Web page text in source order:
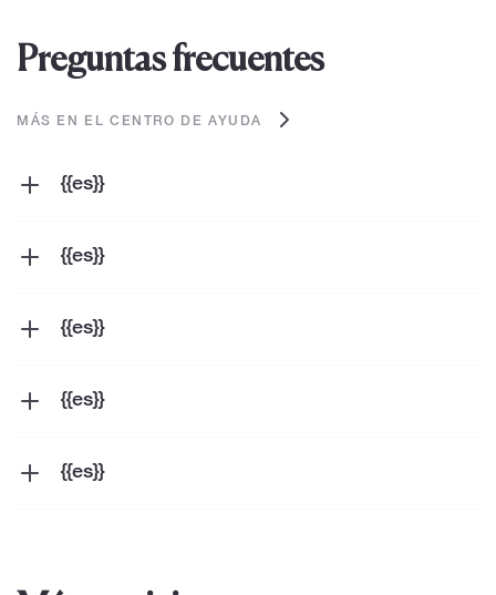
Preguntas frecuentes
MÁS EN EL CENTRO DE AYUDA
{{es}}
{{es}}
{{es}}
{{es}}
{{es}}